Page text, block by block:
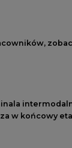
w końcowy